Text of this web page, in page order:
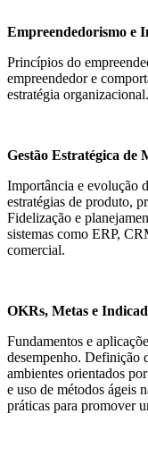
Empreendedorismo e
Princípios do
empreendedor e
estratégia
Gestão Estratégica de
Importância e evolução
estratégias de produto,
Fidelização e
sistemas como ERP,
comercial.
OKRs, Metas e
Fundamentos e
desempenho. Definição
ambientes orientados
e uso de métodos ágeis
práticas para promover